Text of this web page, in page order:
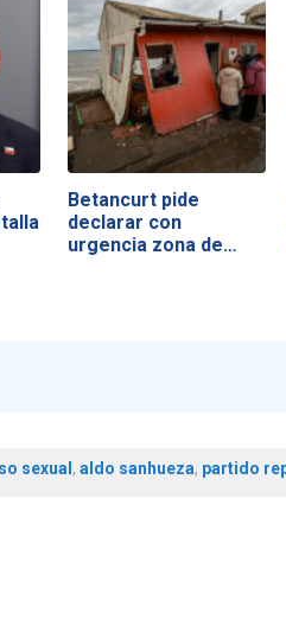
Betancurt pide
declarar con
urgencia zona de…
sexual , aldo sanhueza, partido